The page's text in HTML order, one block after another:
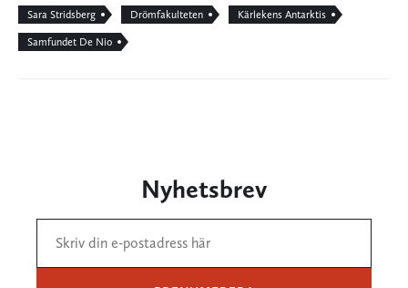
Sara Stridsberg Drömfakulteten Kärlekens Antarktis
Samfundet De Nio
Nyhetsbrev